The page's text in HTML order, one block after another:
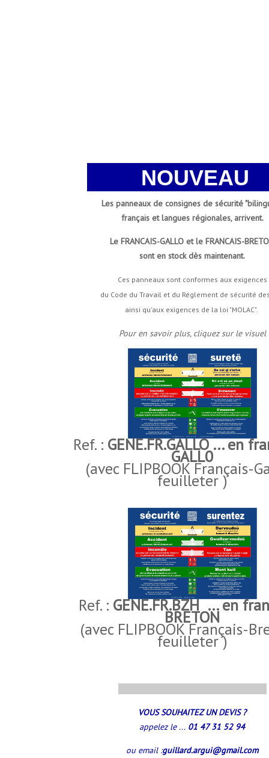
NOUVEAU
Les panneaux de consignes de sécurité
français et langues régionales, arrivent.
Le FRANCAIS-GALLO et le FRANCAIS-
sont en stock dès maintenant.
Ces panneaux sont conformes aux exigences
du Code du Travail et du Réglement de sécurité des
ainsi qu'aux exigences de la loi "MOLAC".
Pour en savoir plus, cliquez sur le visuel
Ref. : GENE.FR.GALLO ... en
GALL0
(avec FLIPBOOK Français-
feuilleter )
Ref. : GENE.FR.BZH ... en
BRETON
(avec FLIPBOOK Français-
feuilleter )
VOUS SOUHAITEZ UN DEVIS ?
appelez le ... 01 47 31 52 94
ou email :guillard.argui@gmail.com